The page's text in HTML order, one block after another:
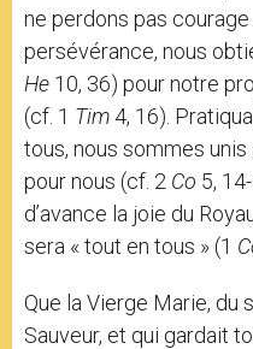
ne perdons pas
persévérance, nous
He 10, 36) pour notre
(cf. 1 Tim 4, 16).
tous, nous sommes unis
pour nous (cf. 2 Co 5,
d’avance la joie du
sera « tout en tous » (1
Que la Vierge Marie, du
Sauveur, et qui gardait